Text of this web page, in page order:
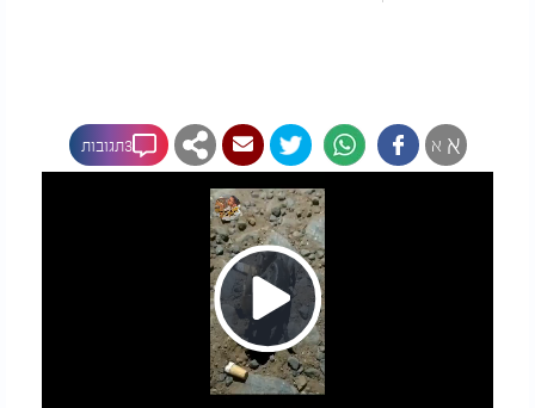
א א 3תגובות
Play